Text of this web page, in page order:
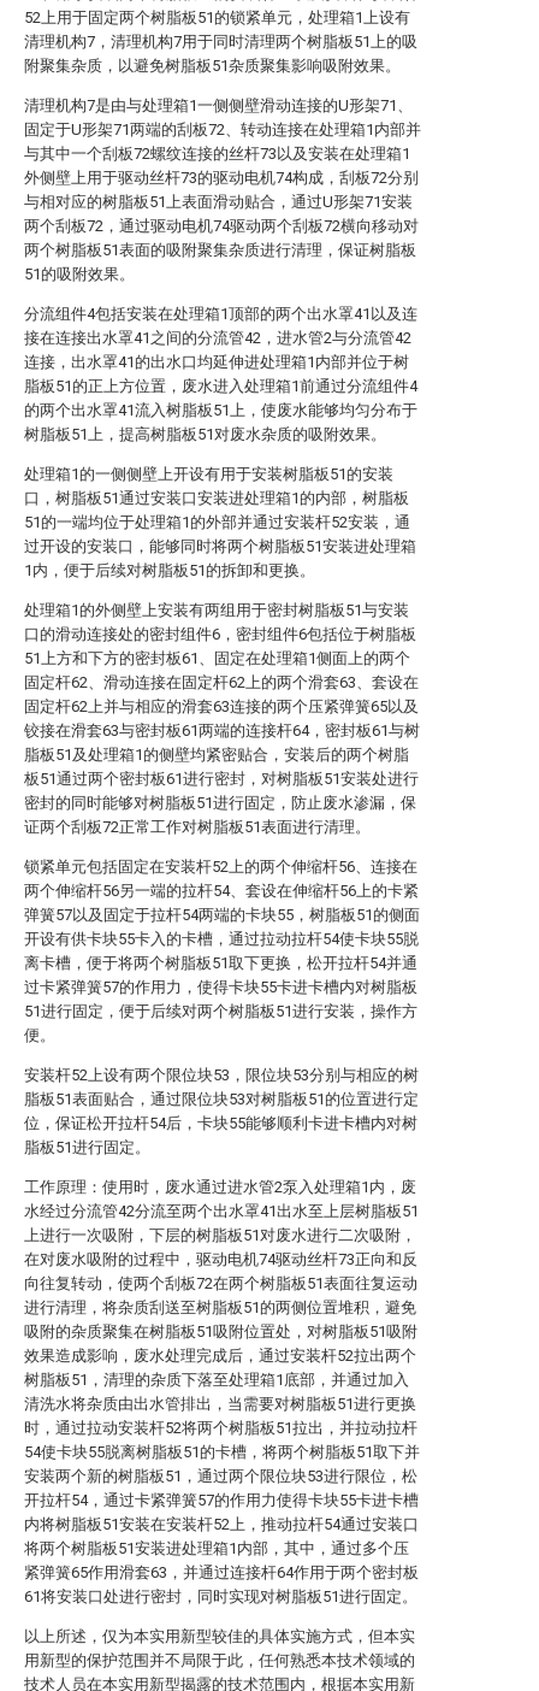
52上用于固定两个树脂板51的锁紧单元，处理箱1上设有
清理机构7，清理机构7用于同时清理两个树脂板51上的吸
附聚集杂质，以避免树脂板51杂质聚集影响吸附效果。
清理机构7是由与处理箱1一侧侧壁滑动连接的U形架71、
固定于U形架71两端的刮板72、转动连接在处理箱1内部并
与其中一个刮板72螺纹连接的丝杆73以及安装在处理箱1
外侧壁上用于驱动丝杆73的驱动电机74构成，刮板72分别
与相对应的树脂板51上表面滑动贴合，通过U形架71安装
两个刮板72，通过驱动电机74驱动两个刮板72横向移动对
两个树脂板51表面的吸附聚集杂质进行清理，保证树脂板
51的吸附效果。
分流组件4包括安装在处理箱1顶部的两个出水罩41以及连
接在连接出水罩41之间的分流管42，进水管2与分流管42
连接，出水罩41的出水口均延伸进处理箱1内部并位于树
脂板51的正上方位置，废水进入处理箱1前通过分流组件4
的两个出水罩41流入树脂板51上，使废水能够均匀分布于
树脂板51上，提高树脂板51对废水杂质的吸附效果。
处理箱1的一侧侧壁上开设有用于安装树脂板51的安装
口，树脂板51通过安装口安装进处理箱1的内部，树脂板
51的一端均位于处理箱1的外部并通过安装杆52安装，通
过开设的安装口，能够同时将两个树脂板51安装进处理箱
1内，便于后续对树脂板51的拆卸和更换。
处理箱1的外侧壁上安装有两组用于密封树脂板51与安装
口的滑动连接处的密封组件6，密封组件6包括位于树脂板
51上方和下方的密封板61、固定在处理箱1侧面上的两个
固定杆62、滑动连接在固定杆62上的两个滑套63、套设在
固定杆62上并与相应的滑套63连接的两个压紧弹簧65以及
铰接在滑套63与密封板61两端的连接杆64，密封板61与树
脂板51及处理箱1的侧壁均紧密贴合，安装后的两个树脂
板51通过两个密封板61进行密封，对树脂板51安装处进行
密封的同时能够对树脂板51进行固定，防止废水渗漏，保
证两个刮板72正常工作对树脂板51表面进行清理。
锁紧单元包括固定在安装杆52上的两个伸缩杆56、连接在
两个伸缩杆56另一端的拉杆54、套设在伸缩杆56上的卡紧
弹簧57以及固定于拉杆54两端的卡块55，树脂板51的侧面
开设有供卡块55卡入的卡槽，通过拉动拉杆54使卡块55脱
离卡槽，便于将两个树脂板51取下更换，松开拉杆54并通
过卡紧弹簧57的作用力，使得卡块55卡进卡槽内对树脂板
51进行固定，便于后续对两个树脂板51进行安装，操作方
便。
安装杆52上设有两个限位块53，限位块53分别与相应的树
脂板51表面贴合，通过限位块53对树脂板51的位置进行定
位，保证松开拉杆54后，卡块55能够顺利卡进卡槽内对树
脂板51进行固定。
工作原理：使用时，废水通过进水管2泵入处理箱1内，废
水经过分流管42分流至两个出水罩41出水至上层树脂板51
上进行一次吸附，下层的树脂板51对废水进行二次吸附，
在对废水吸附的过程中，驱动电机74驱动丝杆73正向和反
向往复转动，使两个刮板72在两个树脂板51表面往复运动
进行清理，将杂质刮送至树脂板51的两侧位置堆积，避免
吸附的杂质聚集在树脂板51吸附位置处，对树脂板51吸附
效果造成影响，废水处理完成后，通过安装杆52拉出两个
树脂板51，清理的杂质下落至处理箱1底部，并通过加入
清洗水将杂质由出水管排出，当需要对树脂板51进行更换
时，通过拉动安装杆52将两个树脂板51拉出，并拉动拉杆
54使卡块55脱离树脂板51的卡槽，将两个树脂板51取下并
安装两个新的树脂板51，通过两个限位块53进行限位，松
开拉杆54，通过卡紧弹簧57的作用力使得卡块55卡进卡槽
内将树脂板51安装在安装杆52上，推动拉杆54通过安装口
将两个树脂板51安装进处理箱1内部，其中，通过多个压
紧弹簧65作用滑套63，并通过连接杆64作用于两个密封板
61将安装口处进行密封，同时实现对树脂板51进行固定。
以上所述，仅为本实用新型较佳的具体实施方式，但本实
用新型的保护范围并不局限于此，任何熟悉本技术领域的
技术人员在本实用新型揭露的技术范围内，根据本实用新